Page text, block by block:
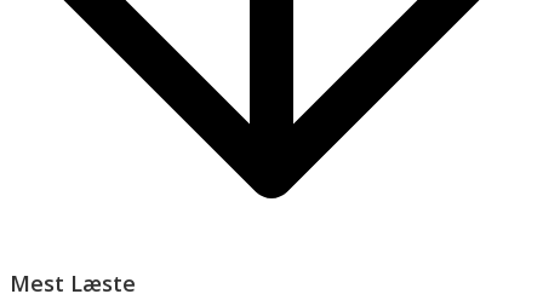
Mest Læste